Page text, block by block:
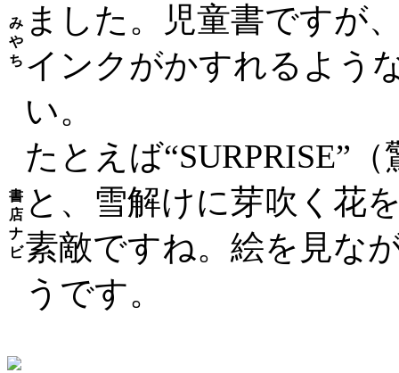
み
や
ち
ました。児童書ですが
インクがかすれるよう
い。
書
店
ナ
ビ
たとえば“SURPRISE”
と、雪解けに芽吹く花
素敵ですね。絵を見な
うです。